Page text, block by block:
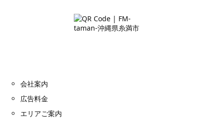
会社案内
広告料金
エリアご案内